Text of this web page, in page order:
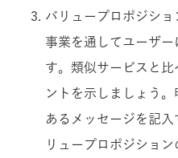
バリュープロポジショ
事業を通してユーザ
す。類似サービスと
ントを示しましょう
あるメッセージを記
リュープロポジショ